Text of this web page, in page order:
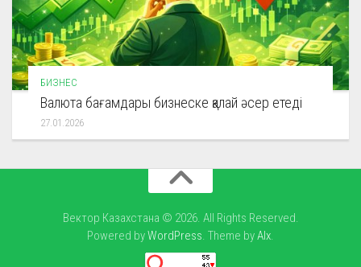
БИЗНЕС
Валюта бағамдары бизнеске қалай әсер етеді
27.01.2026
Вектор Казахстана © 2026. All Rights Reserved.
Powered byWordPress. Theme byAlx.